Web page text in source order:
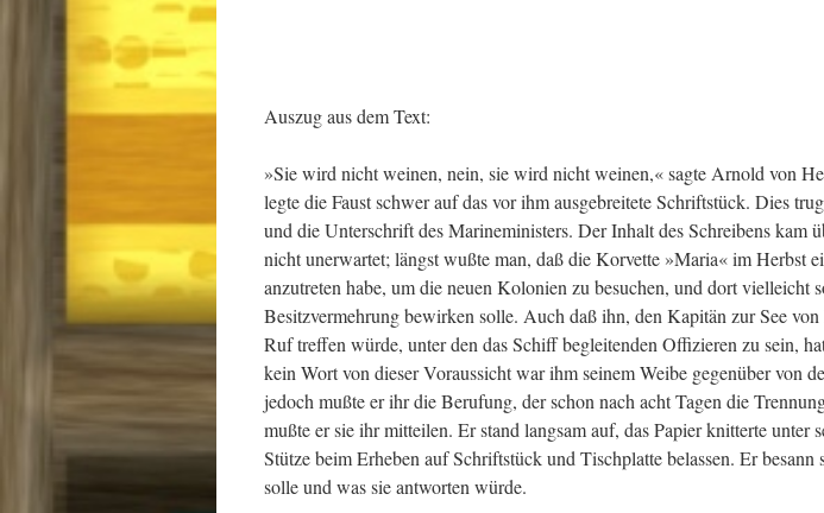
Auszug aus dem Text:
»Sie wird nicht weinen, nein, sie wird nicht weinen,« sagte Arnold von
legte die Faust schwer auf das vor ihm ausgebreitete Schriftstück. Dies
und die Unterschrift des Marineministers. Der Inhalt des Schreibens kam
nicht unerwartet; längst wußte man, daß die Korvette »Maria« im Herbst
anzutreten habe, um die neuen Kolonien zu besuchen, und dort vielleicht
Besitzvermehrung bewirken solle. Auch daß ihn, den Kapitän zur See
Ruf treffen würde, unter den das Schiff begleitenden Offizieren zu sein,
kein Wort von dieser Voraussicht war ihm seinem Weibe gegenüber von
jedoch mußte er ihr die Berufung, der schon nach acht Tagen die
mußte er sie ihr mitteilen. Er stand langsam auf, das Papier knitterte unter
Stütze beim Erheben auf Schriftstück und Tischplatte belassen. Er besann
solle und was sie antworten würde.